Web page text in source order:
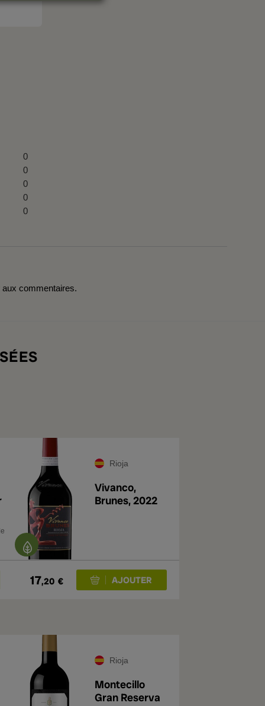
0
0
0
0
0
commentaires.
Rioja
Vivanco,
Brunes, 2022
17,20 €
Rioja
Montecillo
Gran Reserva